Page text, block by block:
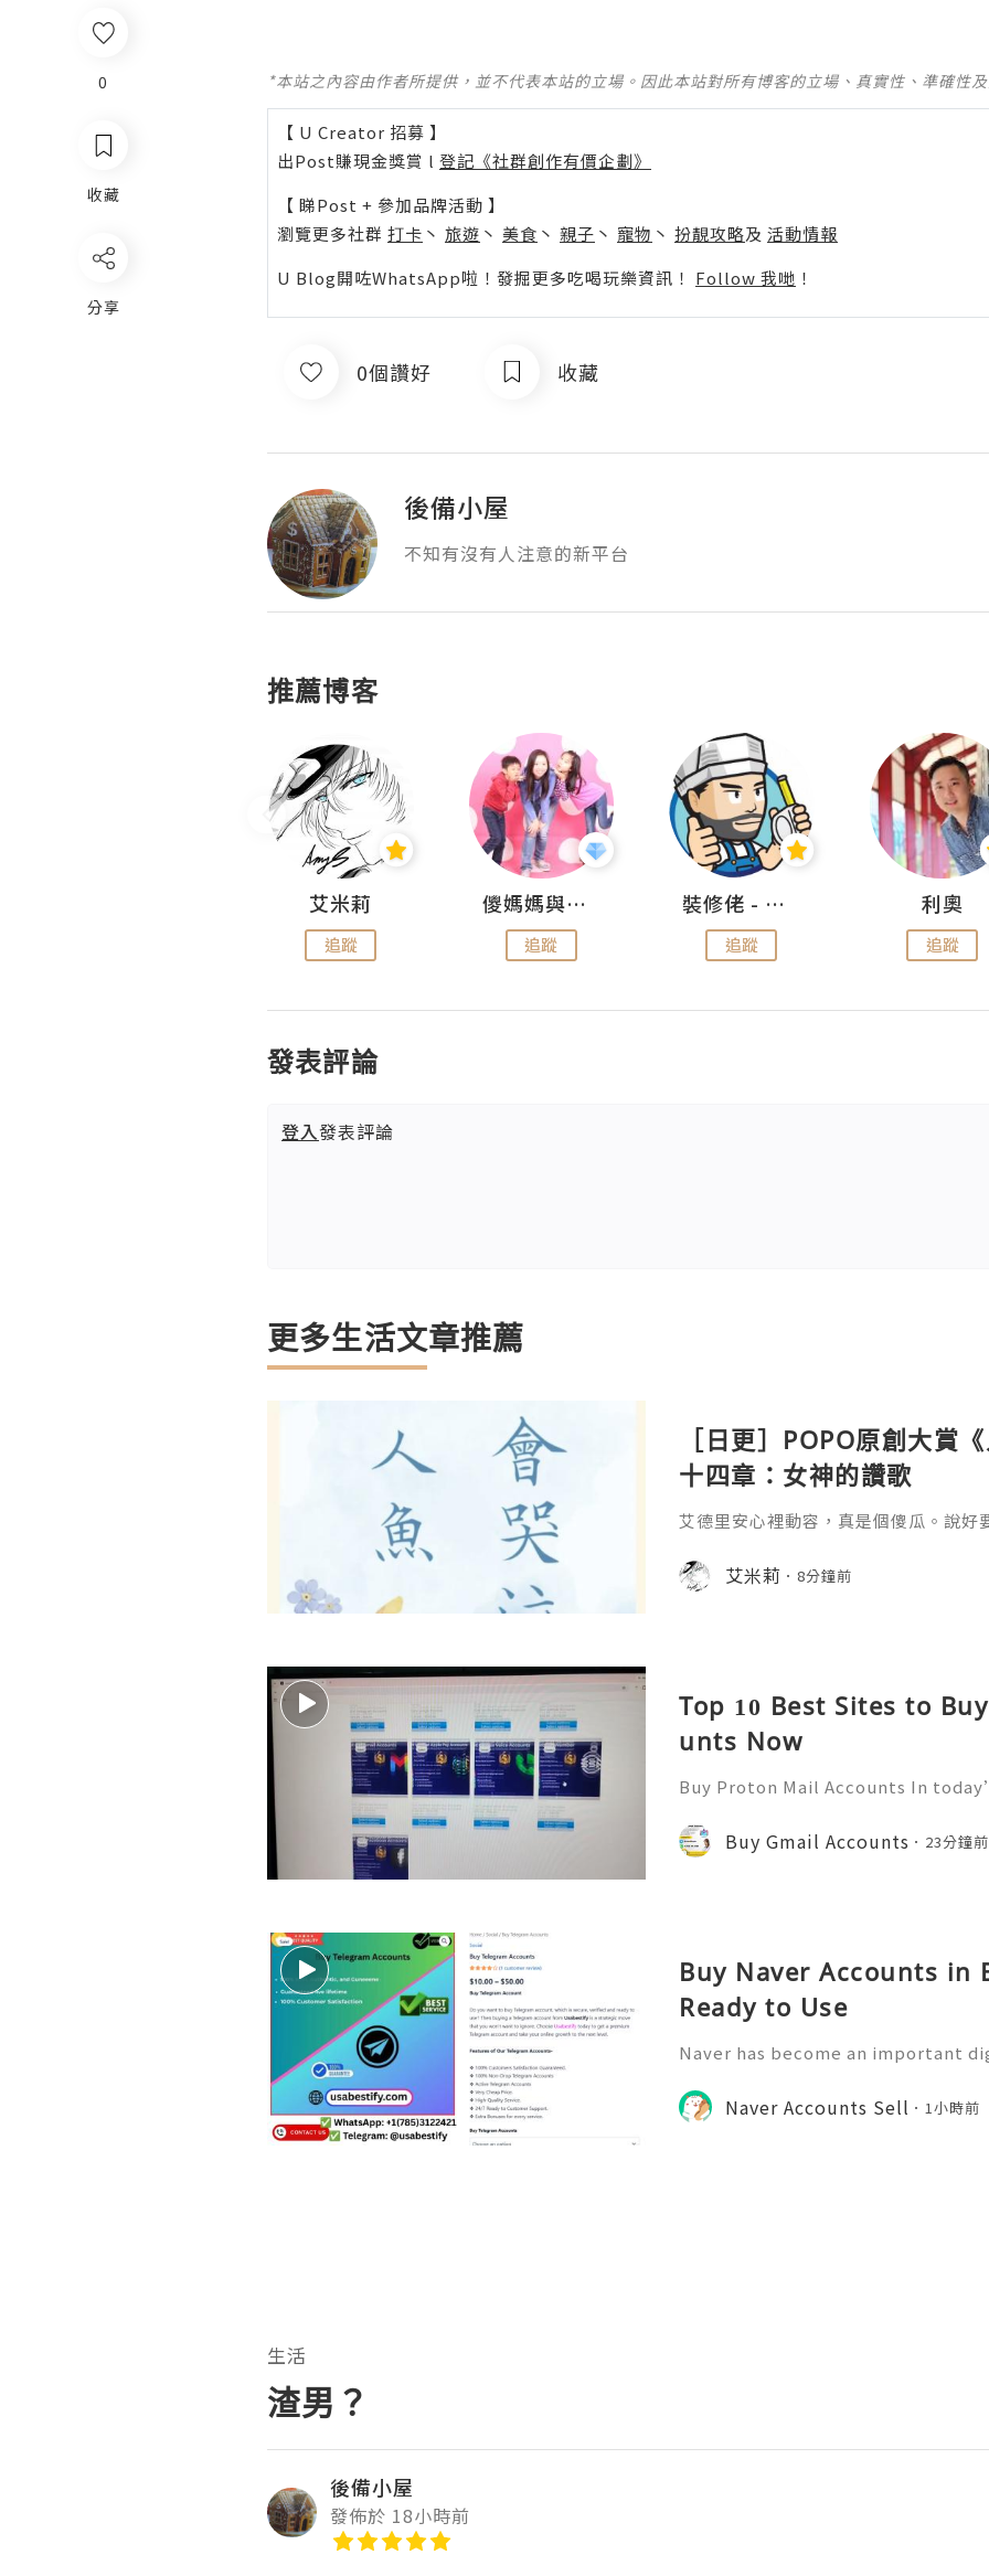
0
收藏
分享
*本站之內容由作者所提供，並不代表本站的立場。因此本站對所有博客的立場、真實性、準確性
【 U Creator 招募 】
出Post賺現金獎賞 l 登記《社群創作有價企劃》
【 睇Post + 參加品牌活動 】
瀏覽更多社群 打卡 丶 旅遊 丶 美食 丶 親子 丶 寵物 丶 扮靚攻略及 活動情報
U Blog開咗WhatsApp啦！發掘更多吃喝玩樂資訊！ Follow 我哋 ！
0個讚好 收藏
後備小屋
不知有沒有人注意的新平台
推薦博客
艾米莉
追蹤
儍媽媽與兩隻小魔怪之家
追蹤
裝修佬 - 香港一站式網上裝修平台
追蹤
利奧
追蹤
發表評論
登入發表評論
更多生活文章推薦
［日更］POPO原創大賞
十四章：女神的讚歌
艾德里安心裡動容，真是個傻瓜。說好
艾米莉 8分鐘前
Top 10 Best Sites to
unts Now
Buy Proton Mail Accounts In
s in—a secure and encrypted
ect your communications. Bu
Buy Gmail Accounts 23分鐘前
Buy Naver Accounts in
Ready to Use
Naver has become an important
y participation. Understanding
can help individuals, educ
Naver Accounts Sell 1小時前
生活
渣男？
後備小屋
發佈於 18小時前